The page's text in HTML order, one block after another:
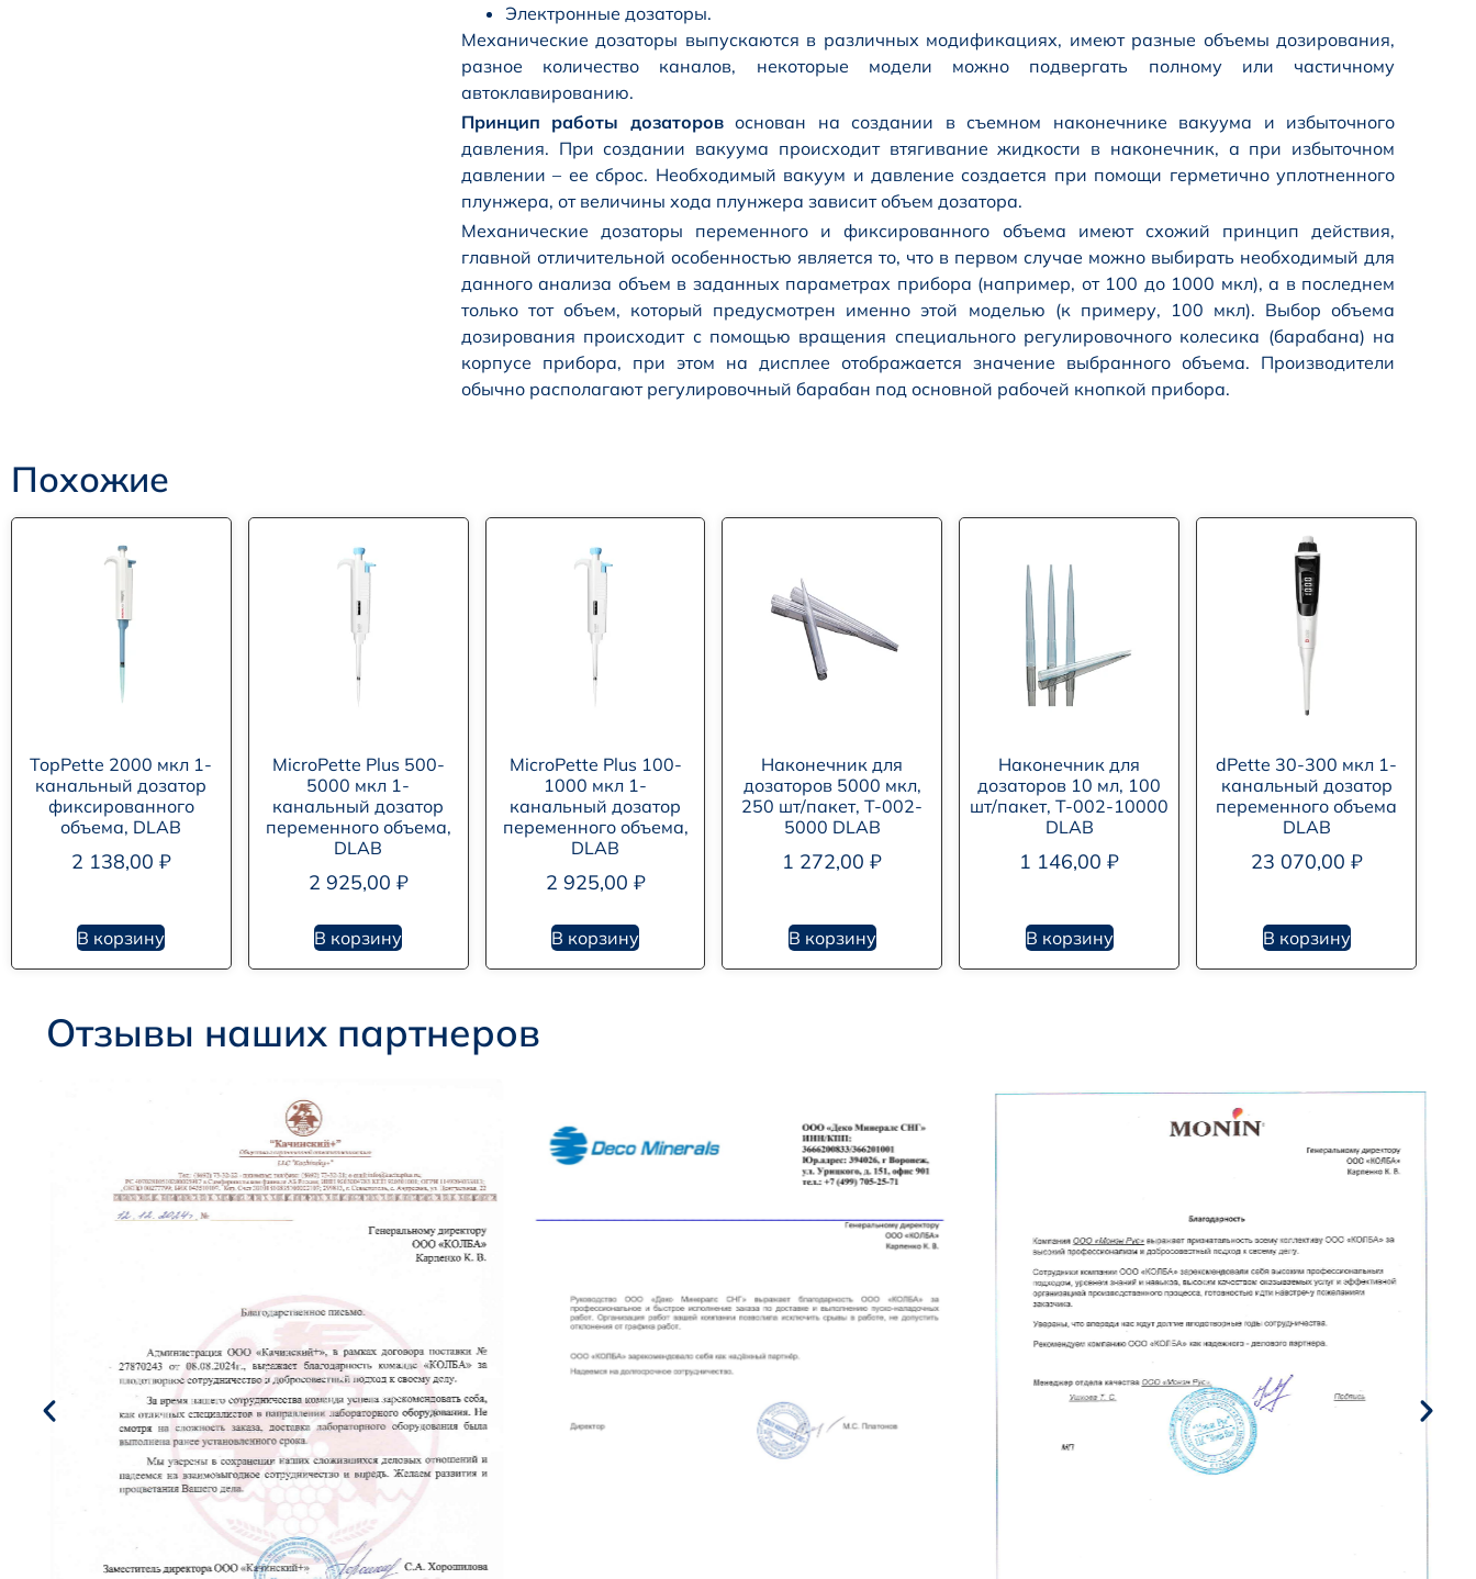
Электронные дозаторы.
Механические дозаторы выпускаются в различных модификациях, имеют разные объемы дозирования,
разное количество каналов, некоторые модели можно подвергать полному или частичному
автоклавированию.
Принцип работы дозаторовоснован на создании в съемном наконечнике вакуума и избыточного
давления. При создании вакуума происходит втягивание жидкости в наконечник, а при избыточном
давлении – ее сброс. Необходимый вакуум и давление создается при помощи герметично уплотненного
плунжера, от величины хода плунжера зависит объем дозатора.
Механические дозаторы переменного и фиксированного объема имеют схожий принцип действия,
главной отличительной особенностью является то, что в первом случае можно выбирать необходимый для
данного анализа объем в заданных параметрах прибора (например, от 100 до 1000 мкл), а в последнем
только тот объем, который предусмотрен именно этой моделью (к примеру, 100 мкл). Выбор объема
дозирования происходит с помощью вращения специального регулировочного колесика (барабана) на
корпусе прибора, при этом на дисплее отображается значение выбранного объема. Производители
обычно располагают регулировочный барабан под основной рабочей кнопкой прибора.
Похожие
TopPette 2000 мкл 1-
канальный дозатор
фиксированного
объема, DLAB
2 138,00 ₽
В корзину
MicroPette Plus 500-
5000 мкл 1-
канальный дозатор
переменного объема,
DLAB
2 925,00 ₽
В корзину
MicroPette Plus 100-
1000 мкл 1-
канальный дозатор
переменного объема,
DLAB
2 925,00 ₽
В корзину
Наконечник для
дозаторов 5000 мкл,
250 шт/пакет, T-002-
5000 DLAB
1 272,00₽
В корзину
Наконечник для
дозаторов 10 мл, 100
шт/пакет, T-002-10000
DLAB
1 146,00₽
В корзину
dPette 30-300 мкл 1-
канальный дозатор
переменного объема
DLAB
23 070,00 ₽
В корзину
Отзывы наших партнеров